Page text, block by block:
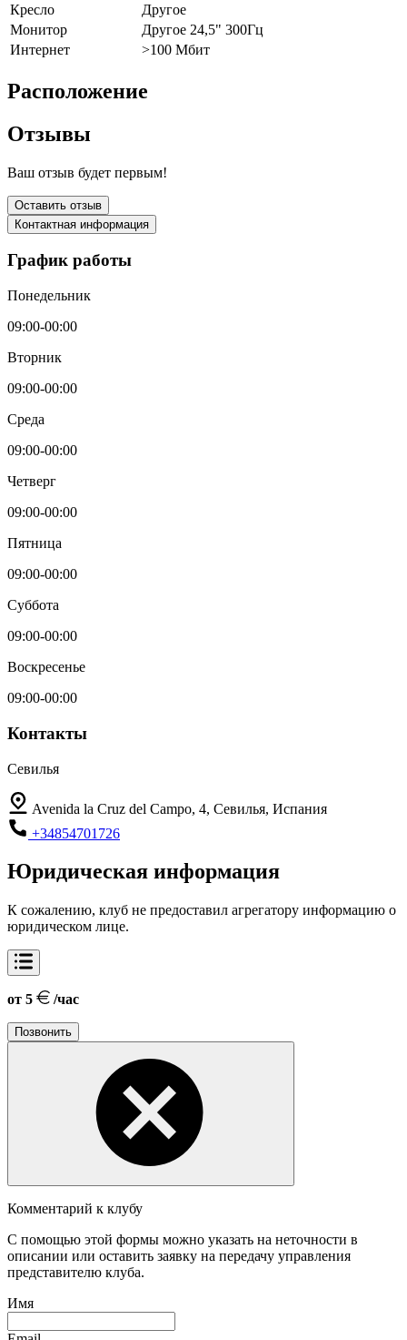
Кресло
Другое
Монитор
Другое 24,5" 300Гц
Интернет
>100 Мбит
Расположение
Отзывы
Ваш отзыв будет первым!
Оставить отзыв
Контактная информация
График работы
Понедельник
09:00-00:00
Вторник
09:00-00:00
Среда
09:00-00:00
Четверг
09:00-00:00
Пятница
09:00-00:00
Суббота
09:00-00:00
Воскресенье
09:00-00:00
Контакты
Севилья
Avenida la Cruz del Campo, 4, Севилья, Испания
+34854701726
Юридическая информация
К сожалению, клуб не предоставил агрегатору информацию о
юридическом лице.
от 5 /час
Позвонить
Комментарий к клубу
С помощью этой формы можно указать на неточности в
описании или оставить заявку на передачу управления
представителю клуба.
Имя